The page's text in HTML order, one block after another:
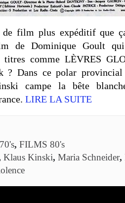
film plus expéditif que
de Dominique Goult qui
titres comme LÈVRES
? Dans ce polar provincial
campe la bête
LIRE LA SUITE
, FILMS 80's
Klaus Kinski, Maria Schneider,